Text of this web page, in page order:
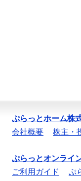
ぷらっとホーム株
会社概要
株主・
ぷらっとオンライ
ご利用ガイド
ぷ